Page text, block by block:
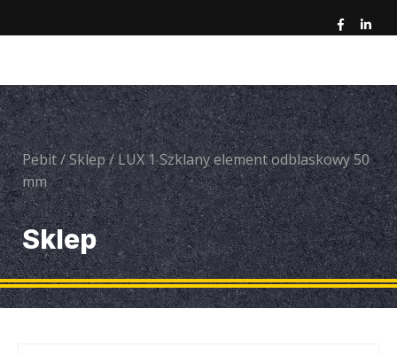
Pebit/Sklep/LUX 1 Szklany element odblaskowy 50
mm
Sklep